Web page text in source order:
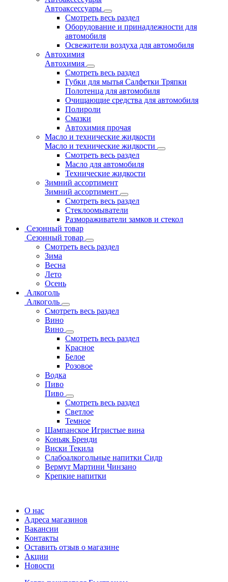
Автоаксессуары
Смотреть весь раздел
Оборудование и принадлежности для
автомобиля
Освежители воздуха для автомобиля
Автохимия
Автохимия
Смотреть весь раздел
Губки для мытья Салфетки Тряпки
Полотенца для автомобиля
Очищающие средства для автомобиля
Полироли
Смазки
Автохимия прочая
Масло и технические жидкости
Масло и технические жидкости
Смотреть весь раздел
Масло для автомобиля
Технические жидкости
Зимний ассортимент
Зимний ассортимент
Смотреть весь раздел
Стеклоомыватели
Размораживатели замков и стекол
Сезонный товар
Сезонный товар
Смотреть весь раздел
Зима
Весна
Лето
Осень
Алкоголь
Алкоголь
Смотреть весь раздел
Вино
Вино
Смотреть весь раздел
Красное
Белое
Розовое
Водка
Пиво
Пиво
Смотреть весь раздел
Cветлое
Темное
Шампанское Игристые вина
Коньяк Бренди
Виски Текила
Слабоалкогольные напитки Сидр
Вермут Мартини Чинзано
Крепкие напитки
О нас
Адреса магазинов
Вакансии
Контакты
Оставить отзыв о магазине
Акции
Новости